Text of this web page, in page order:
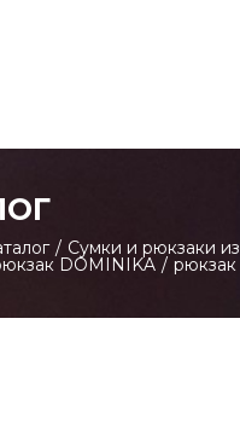
/ Сумки и рюкзаки
DOMINIKA /